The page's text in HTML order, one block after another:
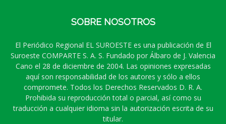
SOBRE NOSOTROS
El Periódico Regional EL SUROESTE es una publicación de El
Suroeste COMPARTE S. A. S. Fundado por Álbaro de J. Valencia
Cano el 28 de diciembre de 2004. Las opiniones expresadas
aquí son responsabilidad de los autores y sólo a ellos
compromete. Todos los Derechos Reservados D. R. A.
Prohibida su reproducción total o parcial, así como su
traducción a cualquier idioma sin la autorización escrita de su
titular.